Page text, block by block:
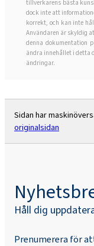
tillverkarens bästa
dock inte att
korrekt, och kan inte
Användaren är skyldig
denna dokumentation
ändra innehållet i detta
ändringar.
Sidan har
originalsidan
Håll dig
Prenumerera för